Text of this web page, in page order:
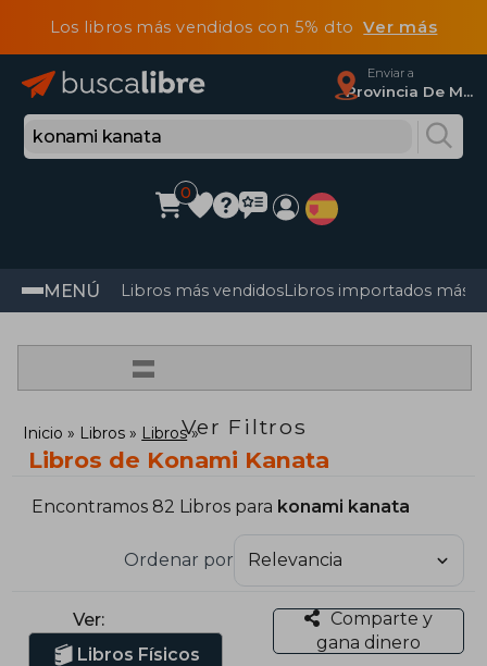
Los libros más vendidos con 5% dtoVer más
Enviar a
Provincia De Madrid
0
MENÚ Libros más vendidosLibros importados más
=
Ver Filtros
Inicio Libros Libros
Libros de Konami Kanata
Encontramos 82 Libros para konami kanata
Ordenar por
Ver:
Libros Físicos
Comparte y
gana dinero